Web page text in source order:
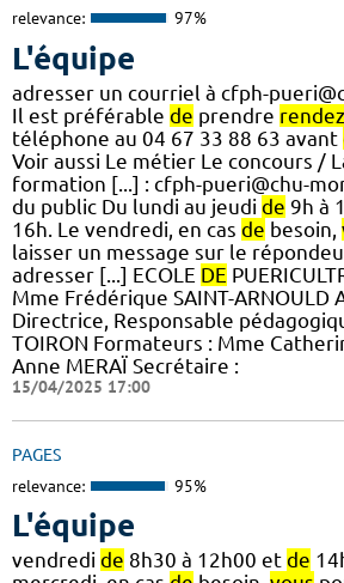
relevance: 97%
L'équipe
adresser un courriel à cfph-
Il est préférable de prendre rendez
téléphone au 04 67 33 88 63 avant
Voir aussi Le métier Le concours /
formation [...] : cfph-pueri@chu-
du public Du lundi au jeudi de 9h à
16h. Le vendredi, en cas de besoin,
laisser un message sur le
adresser [...] ECOLE DE
Mme Frédérique SAINT-ARNOULD
Directrice, Responsable
TOIRON Formateurs : Mme
Anne MERAÏ Secrétaire :
15/04/2025 17:00
PAGES
relevance: 95%
L'équipe
vendredi de 8h30 à 12h00 et de